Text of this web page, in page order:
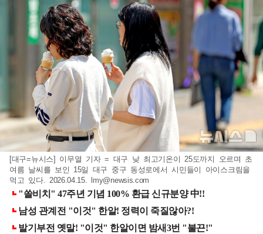
[대구=뉴시스] 이무열 기자 = 대구 낮 최고기온이 25도까지 오르며 초
여름 날씨를 보인 15일 대구 중구 동성로에서 시민들이 아이스크림을
먹고 있다. 2026.04.15.
lmy@newsis.com